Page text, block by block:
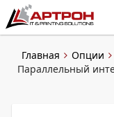
Главная Опции
Параллельный